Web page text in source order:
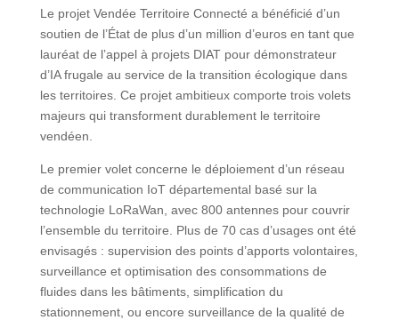
Le projet Vendée Territoire Connecté a bénéficié d’un
soutien de l’État de plus d’un million d’euros en tant que
lauréat de l’appel à projets DIAT pour démonstrateur
d’IA frugale au service de la transition écologique dans
les territoires. Ce projet ambitieux comporte trois volets
majeurs qui transforment durablement le territoire
vendéen.
Le premier volet concerne le déploiement d’un réseau
de communication IoT départemental basé sur la
technologie LoRaWan, avec 800 antennes pour couvrir
l’ensemble du territoire. Plus de 70 cas d’usages ont été
envisagés : supervision des points d’apports volontaires,
surveillance et optimisation des consommations de
fluides dans les bâtiments, simplification du
stationnement, ou encore surveillance de la qualité de